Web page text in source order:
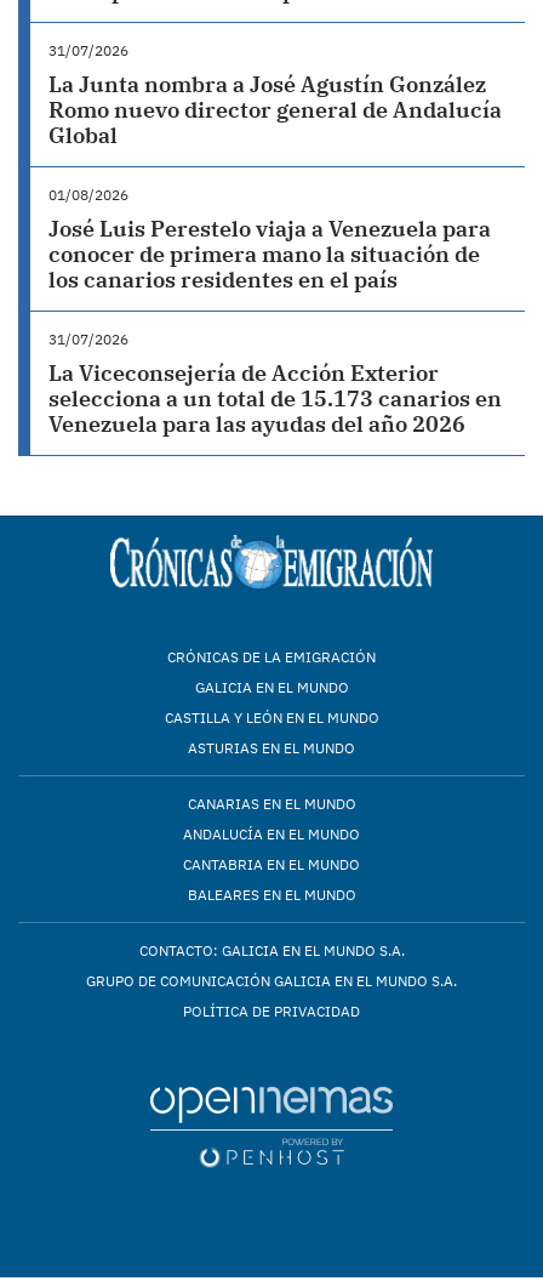
31/07/2026
La Junta nombra a José Agustín González
Romo nuevo director general de Andalucía
Global
01/08/2026
José Luis Perestelo viaja a Venezuela para
conocer de primera mano la situación de
los canarios residentes en el país
31/07/2026
La Viceconsejería de Acción Exterior
selecciona a un total de 15.173 canarios en
Venezuela para las ayudas del año 2026
CRÓNICAS DE LA EMIGRACIÓN
GALICIA EN EL MUNDO
CASTILLA Y LEÓN EN EL MUNDO
ASTURIAS EN EL MUNDO
CANARIAS EN EL MUNDO
ANDALUCÍA EN EL MUNDO
CANTABRIA EN EL MUNDO
BALEARES EN EL MUNDO
CONTACTO: GALICIA EN EL MUNDO S.A.
GRUPO DE COMUNICACIÓN GALICIA EN EL MUNDO S.A.
POLÍTICA DE PRIVACIDAD